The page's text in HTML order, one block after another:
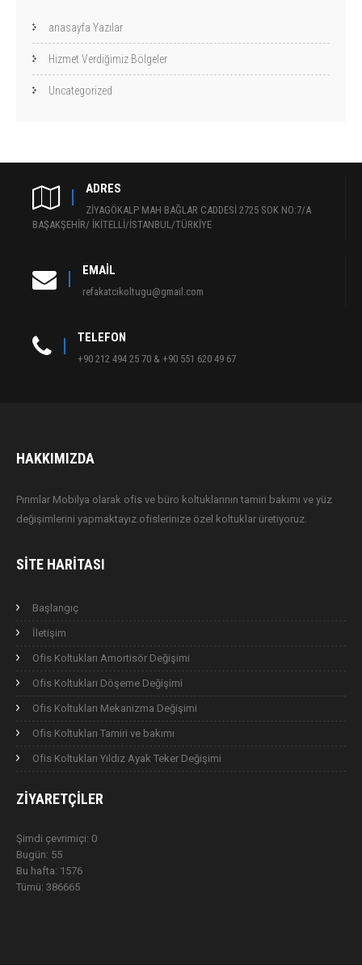
anasayfa Yazılar
Hizmet Verdiğimiz Bölgeler
Uncategorized
ADRES
ZİYAGÖKALP MAH BAĞLAR CADDESİ 2725 SOK NO:7/A
BAŞAKŞEHİR/ İKİTELLİ/İSTANBUL/TÜRKİYE
EMAIL
refakatcikoltugu@gmail.com
TELEFON
+90 212 494 25 70 & +90 551 620 49 67
HAKKIMIZDA
Pırımlar Mobilya olarak ofis ve büro koltuklarının tamiri bakımı ve yüz
değişimlerini yapmaktayız.ofislerinize özel koltuklar üretiyoruz.
SITE HARITASI
Başlangıç
İletişim
Ofis Koltukları Amortisör Değişimi
Ofis Koltukları Döşeme Değişimi
Ofis Koltukları Mekanizma Değişimi
Ofis Koltukları Tamiri ve bakımı
Ofis Koltukları Yıldız Ayak Teker Değişimi
ZIYARETÇILER
Şimdi çevrimiçi: 0
Bugün: 55
Bu hafta: 1576
Tümü: 386665